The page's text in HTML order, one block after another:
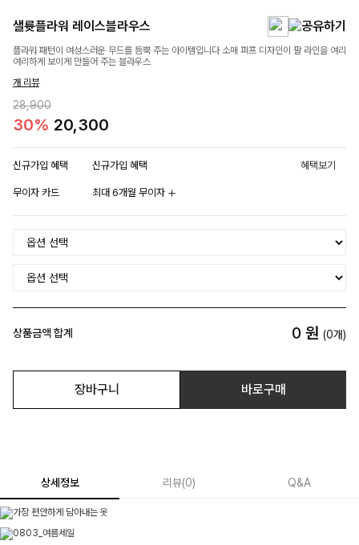
샐륫플라워 레이스블라우스
플라워 패턴이 여성스러운 무드를 듬뿍 주는 아이템입니다 소매 퍼프 디자인이 팔 라인을 여리
여리하게 보이게 만들어 주는 블라우스
개 리뷰
28,900
30% 20,300
신규가입 혜택 신규가입 혜택 혜택보기
무이자 카드 최대 6개월 무이자
상품금액 합계 0 원 (0개)
장바구니 바로구매
상세정보 리뷰(0) Q&A